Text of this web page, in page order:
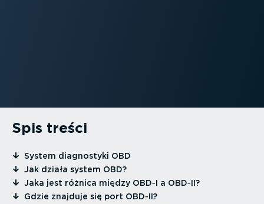
Spis treści
⁠System diagnostyki OBD
⁠Jak działa system OBD?
⁠Jaka jest różnica między OBD‑I a OBD‑II?
⁠Gdzie znajduje się port OBD‑II?